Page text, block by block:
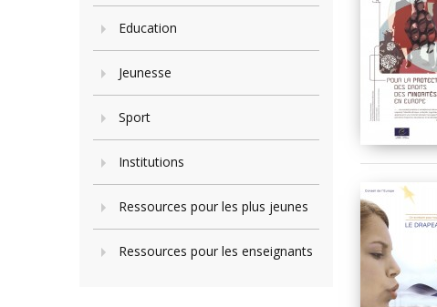
Education
Jeunesse
Sport
Institutions
Ressources pour les plus jeunes
Ressources pour les enseignants